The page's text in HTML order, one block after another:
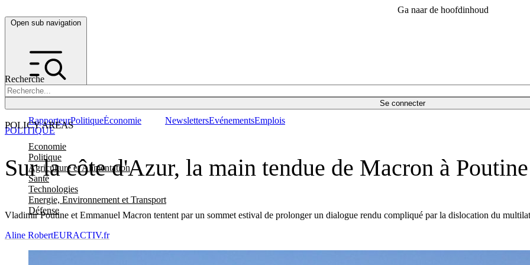
Ga naar de hoofdinhoud
Open sub navigation
Recherche
Se connecter
POLICY AREAS
Economie
Politique
Agriculture et Alimentation
Santé
Technologies
Energie, Environnement et Transport
Défense
RapporteurPolitiqueÉconomie NewslettersEvénementsEmplois
Sur la côte d'Azur, la main tendue de Macron à Poutine
Vladimir Poutine et Emmanuel Macron tentent par un sommet estival de prolonger un dialogue rendu compliqué par la dislocation du
POLITIQUE
Aline RobertEURACTIV.fr